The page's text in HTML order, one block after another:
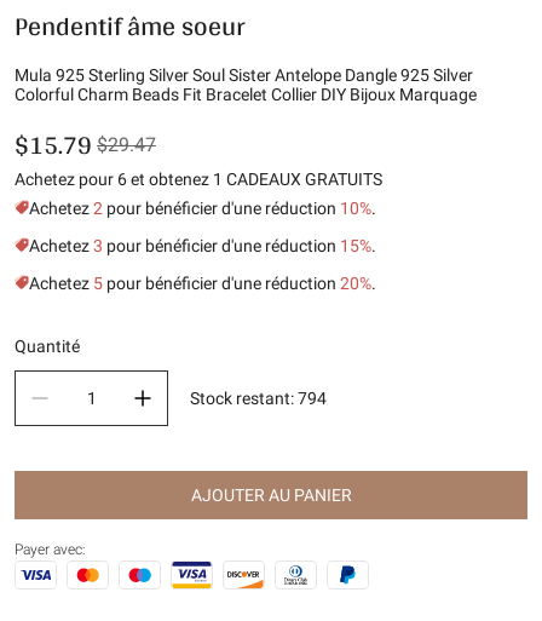
Pendentif âme soeur
Mula 925 Sterling Silver Soul Sister Antelope Dangle 925 Silver
Colorful Charm Beads Fit Bracelet Collier DIY Bijoux Marquage
$15.79 $29.47
Achetez pour 6 et obtenez 1 CADEAUX GRATUITS
Achetez2 pour bénéficier d'une réduction 10%.
Achetez3 pour bénéficier d'une réduction 15%.
Achetez 5 pour bénéficier d'une réduction 20%.
Quantité
Stock restant:794
AJOUTER AU PANIER
Payer avec: